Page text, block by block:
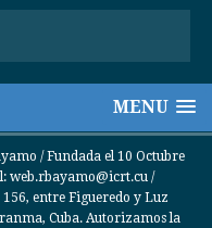
MENU
/ Fundada el 10 Octubre
web.rbayamo@icrt.cu /
entre Figueredo y Luz
Cuba. Autorizamos la